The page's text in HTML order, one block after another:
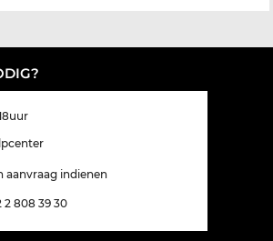
aanvraag indienen
2 808 39 30